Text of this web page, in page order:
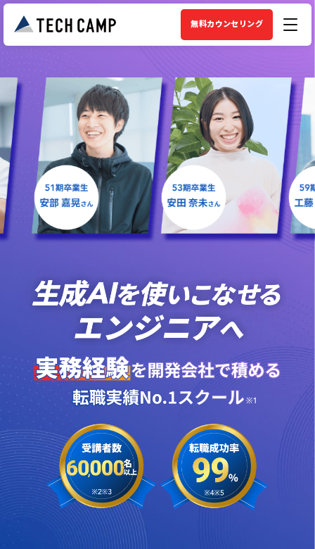
無料カウンセリング